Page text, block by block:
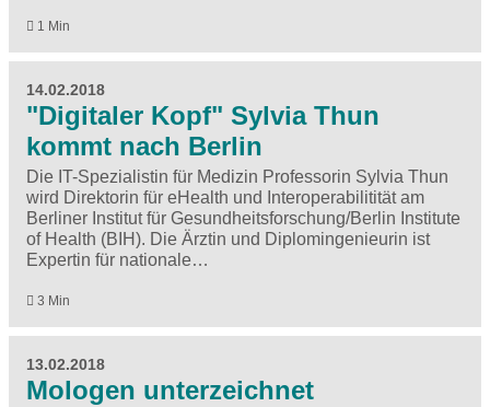
1 Min
14.02.2018
"Digitaler Kopf" Sylvia Thun
kommt nach Berlin
Die IT-Spezialistin für Medizin Professorin Sylvia Thun
wird Direktorin für eHealth und Interoperabilitität am
Berliner Institut für Gesundheitsforschung/Berlin Institute
of Health (BIH). Die Ärztin und Diplomingenieurin ist
Expertin für nationale…
3 Min
13.02.2018
Mologen unterzeichnet